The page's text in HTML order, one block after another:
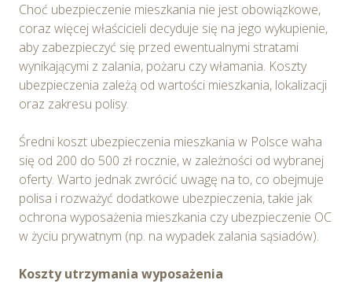
Choć ubezpieczenie mieszkania nie jest obowiązkowe,
coraz więcej właścicieli decyduje się na jego wykupienie,
aby zabezpieczyć się przed ewentualnymi stratami
wynikającymi z zalania, pożaru czy włamania. Koszty
ubezpieczenia zależą od wartości mieszkania, lokalizacji
oraz zakresu polisy.
Średni koszt ubezpieczenia mieszkania w Polsce waha
się od 200 do 500 zł rocznie, w zależności od wybranej
oferty. Warto jednak zwrócić uwagę na to, co obejmuje
polisa i rozważyć dodatkowe ubezpieczenia, takie jak
ochrona wyposażenia mieszkania czy ubezpieczenie OC
w życiu prywatnym (np. na wypadek zalania sąsiadów).
Koszty utrzymania wyposażenia